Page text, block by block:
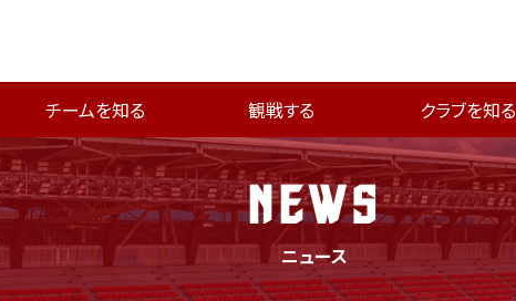
チームを知る 観戦する クラブを知る
NEWS
ニュース